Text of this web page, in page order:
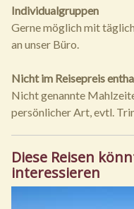
Individualgruppen
Gerne möglich mit
an unser Büro.
Nicht im Reisepreis
Nicht genannte
persönlicher Art, evtl.
Diese Reisen
interessieren